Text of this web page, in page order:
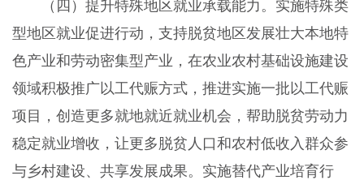
（四）提升特殊地区就业承载能力。实施特殊类
型地区就业促进行动，支持脱贫地区发展壮大本地特
色产业和劳动密集型产业，在农业农村基础设施建设
领域积极推广以工代赈方式，推进实施一批以工代赈
项目，创造更多就地就近就业机会，帮助脱贫劳动力
稳定就业增收，让更多脱贫人口和农村低收入群众参
与乡村建设、共享发展成果。实施替代产业培育行